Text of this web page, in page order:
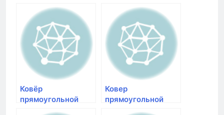
бежевого цвета
Merinos Shaggy
Ultra s608 cream-
d.beige | коврики с
высоким ворсом
Меринос в К
бежевого цвета
Меринос Shaggy
Ultra s607 beige |
ковры с длинным
ворсом Merinos в
Красноярске
Ковёр
прямоугольной
Ковер
прямоугольной